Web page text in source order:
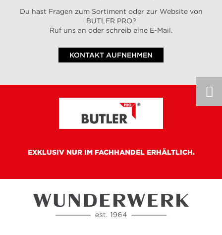
Du hast Fragen zum Sortiment oder zur Website von
BUTLER PRO?
Ruf uns an oder schreib eine E-Mail.
KONTAKT AUFNEHMEN
EXKLUSIV NUR IM FACHHANDEL ERHÄLTLICH.